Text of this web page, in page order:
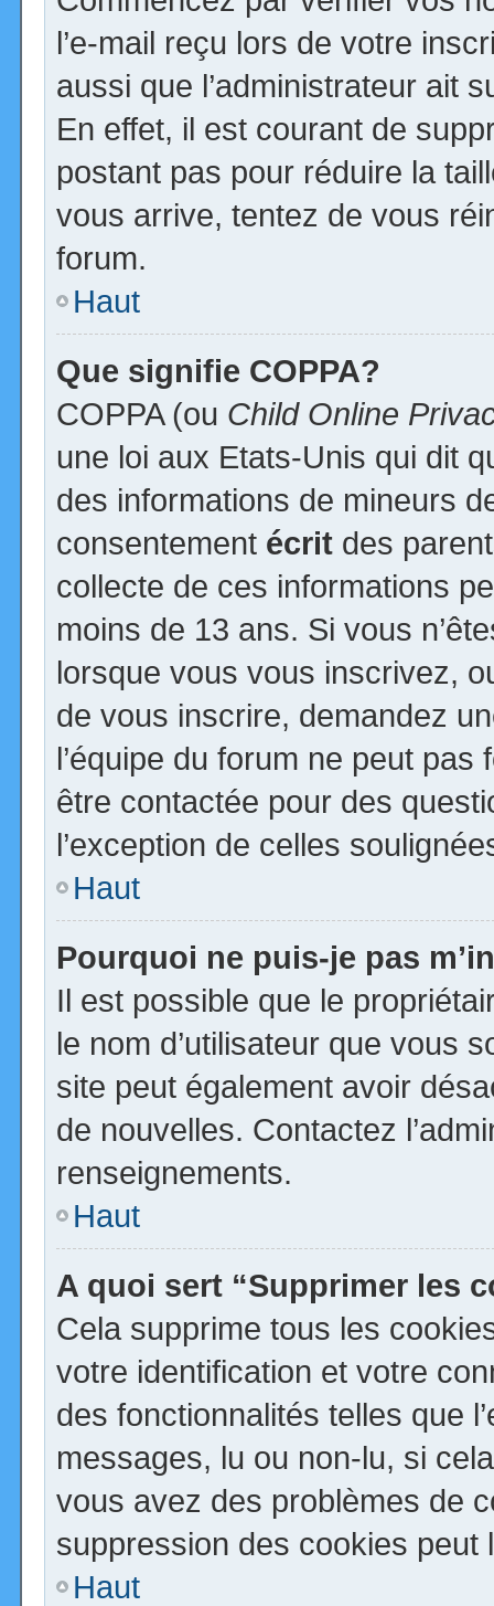
l’e-mail reçu lors de votre
aussi que l’administrateur ait
En effet, il est courant de
postant pas pour réduire la
vous arrive, tentez de vous
forum.
Haut
Que signifie COPPA?
COPPA (ou Child Online
une loi aux Etats-Unis qui dit
des informations de mineurs
consentement écrit des
collecte de ces informations
moins de 13 ans. Si vous
lorsque vous vous inscrivez,
de vous inscrire, demandez
l’équipe du forum ne peut
être contactée pour des
l’exception de celles
Haut
Pourquoi ne puis-je pas
Il est possible que le
le nom d’utilisateur que vous
site peut également avoir
de nouvelles. Contactez
renseignements.
Haut
A quoi sert “Supprimer les
Cela supprime tous les
votre identification et votre
des fonctionnalités telles que
messages, lu ou non-lu, si
vous avez des problèmes de
suppression des cookies peut
Haut